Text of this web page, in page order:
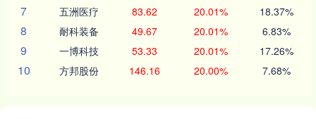
7 五洲医疗 83.62 20.01% 18.37%
8 耐科装备 49.67 20.01% 6.83%
9 一博科技 53.33 20.01% 17.26%
10 方邦股份 146.16 20.00% 7.68%